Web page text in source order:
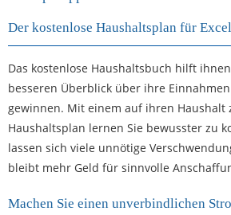
Der kostenlose Haushaltsplan für
Das kostenlose Haushaltsbuch hilft
besseren Überblick über ihre
gewinnen. Mit einem auf ihren Haushalt
Haushaltsplan lernen Sie bewusster zu
lassen sich viele unnötige
bleibt mehr Geld für sinnvolle
Machen Sie einen unverbindlichen